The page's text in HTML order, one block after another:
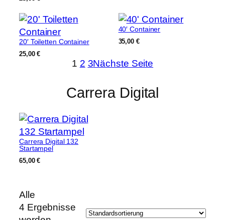
20′ Toiletten Container
25,00€
40′ Container
35,00 €
1 2 3Nächste Seite
Carrera Digital
Carrera Digital 132
Startampel
65,00€
Alle
4 Ergebnisse